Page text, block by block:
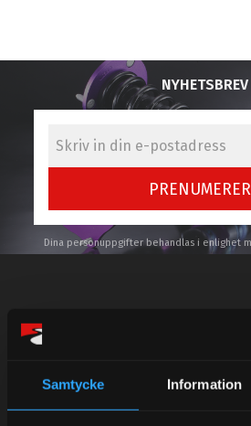
Samtycke Information
NYHETSBREV
Dina personuppgifter behandlas i enlighet
Semestertider.
Under V.27 - V.33 nås vi enbart på